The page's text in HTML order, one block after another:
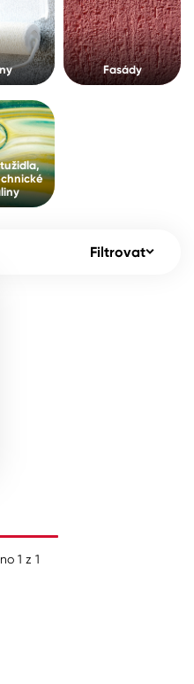
O společnosti
145 555
Polsko
technické
Fasády
Filtrovat
1 z 1